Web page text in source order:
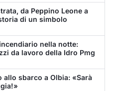
da Peppino Leone a
di un simbolo
nella notte:
da lavoro della Idro Pmg
sbarco a Olbia: «Sarà